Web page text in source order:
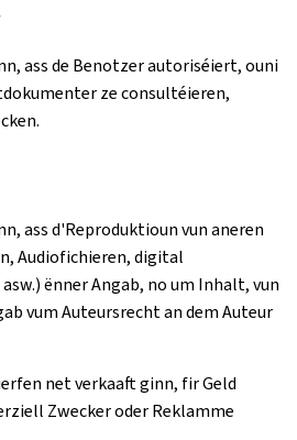
ass de Benotzer autoriséiert, ouni
ze consultéieren,
ass d'Reproduktioun vun aneren
Audiofichieren, digital
ënner Angab, no um Inhalt, vun
vum Auteursrecht an dem Auteur
net verkaaft ginn, fir Geld
Zwecker oder Reklamme